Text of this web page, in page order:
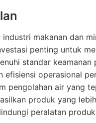
industri makanan dan
penting untuk
standar keamanan
efisiensi operasional
pengolahan air yang
produk yang
peralatan